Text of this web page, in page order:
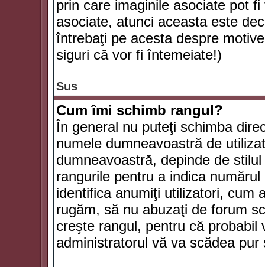
prin care imaginile asociate pot
asociate, atunci aceasta este
întrebaţi pe acesta despre
siguri că vor fi întemeiate!)
Sus
Cum îmi schimb rangul?
În general nu puteţi schimba
numele dumneavoastră de
dumneavoastră, depinde de
rangurile pentru a indica
identifica anumiţi utilizatori, cum
rugăm, să nu abuzaţi de forum
creşte rangul, pentru că
administratorul vă va scădea